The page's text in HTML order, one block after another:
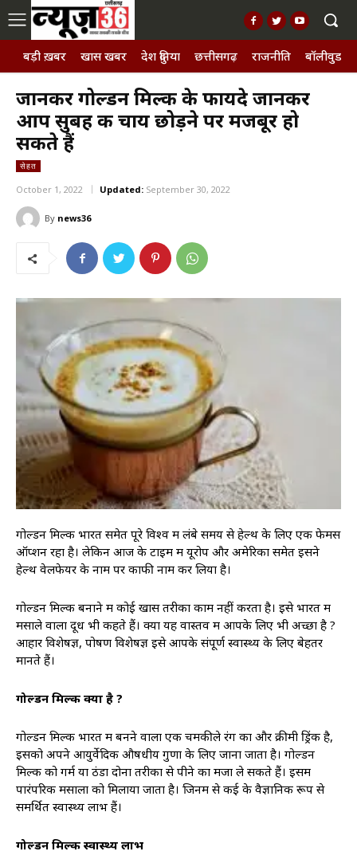
बड़ी ख़बर खास खबर देश दुनिया छत्तीसगढ़ राजनीति बॉलीवुड,
जानकर गोल्डन मिल्क के फायदे जानकर
आप सुबह की चाय छोड़ने पर मजबूर हो
सकते हैं
सेहत
October 1, 2022 Updated: September 30, 2022
By news36
गोल्डन मिल्क भारत समेत पूरे विश्व में लंबे समय से हेल्थ के लिए एक फेमस
ऑप्शन रहा है। लेकिन आज के टाइम में यूरोप और अमेरिका समेत इसने
हेल्थ वेलफेयर के नाम पर काफी नाम कर लिया है।
गोल्डन मिल्क बनाने में कोई खास तरीका काम नहीं करता है। इसे भारत में
मसाले वाला दूध भी कहते हैं। क्या यह वास्तव में आपके लिए भी अच्छा है ?
आहार विशेषज्ञ, पोषण विशेषज्ञ इसे आपके संपूर्ण स्वास्थ्य के लिए बेहतर
मानते हैं।
गोल्डन मिल्क क्या है ?
गोल्डन मिल्क भारत में बनने वाला एक चमकीले रंग का और क्रीमी ड्रिंक है,
इसको अपने आयुर्वेदिक औषधीय गुणों के लिए जाना जाता है। गोल्डन
मिल्क को गर्म या ठंडा दोनों तरीकों से पीने का मजा ले सकते हैं। इसमें
पारंपरिक मसालों को मिलाया जाता है। जिनमें से कई के वैज्ञानिक रूप से
समर्थित स्वास्थ्य लाभ हैं।
गोल्डन मिल्क स्वास्थ्य लाभ